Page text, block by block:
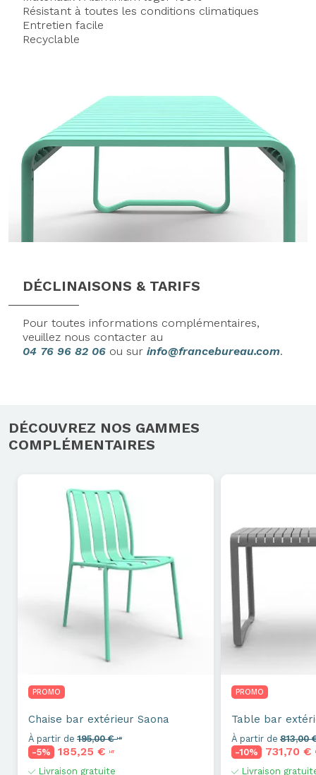
Résistant à toutes les conditions climatiques
Entretien facile
Recyclable
DÉCLINAISONS & TARIFS
Pour toutes informations complémentaires,
veuillez nous contacter au
04 76 96 82 06 ou sur info@francebureau.com.
DÉCOUVREZ NOS GAMMES
COMPLÉMENTAIRES
PROMO
Chaise bar extérieur Saona
À partir de 195,00 €HT
-5% 185,25 € HT
Livraison gratuite
PROMO
Table bar
À partir de 813,00
-10%
731,70 €
Livraison